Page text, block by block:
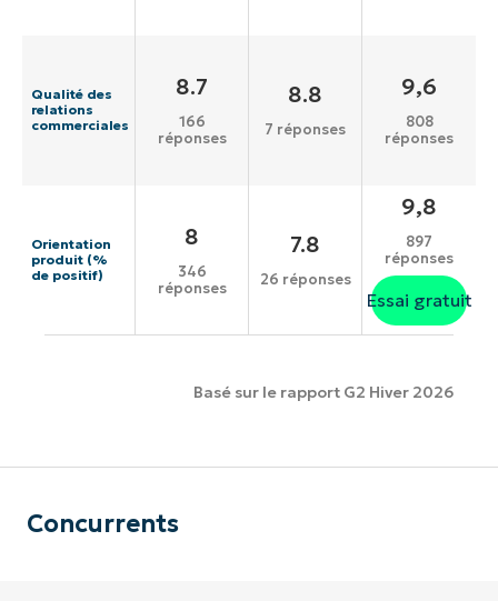
Qualité des
relations
commerciales
8.7
166
réponses
8.8
7 réponses
9,6
808
réponses
Orientation
produit (%
de positif)
8
346
réponses
7.8
26 réponses
9,8
897
réponses
Essai gratuit
Basé sur le rapport G2 Hiver 2026
Concurrents